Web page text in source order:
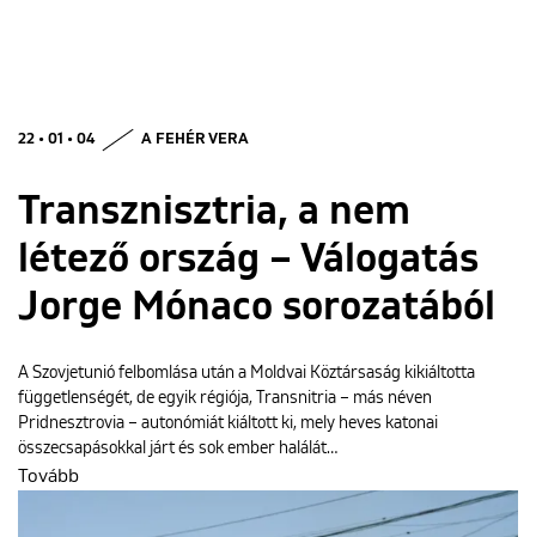
22 • 01 • 04 A FEHÉR VERA
Transznisztria, a nem
létező ország – Válogatás
Jorge Mónaco sorozatából
A Szovjetunió felbomlása után a Moldvai Köztársaság kikiáltotta
függetlenségét, de egyik régiója, Transnitria – más néven
Pridnesztrovia – autonómiát kiáltott ki, mely heves katonai
összecsapásokkal járt és sok ember halálát…
Tovább